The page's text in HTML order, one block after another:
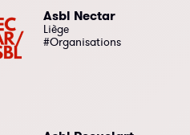
Asbl Nectar
Liège
#Organisations